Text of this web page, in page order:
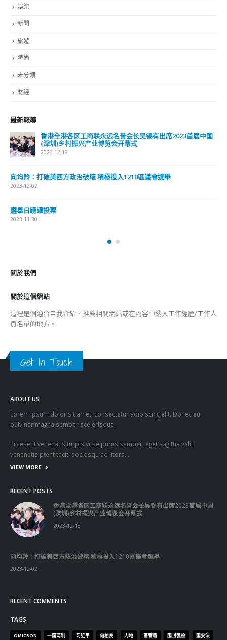
娛樂
新聞
旅遊
時尚
未分類
財經
最新報導
香港全港各区工商联永远名誉会长吴锡有出席2023首届中国
(深圳)乡村振兴产业博览会开幕式
2023-12-18
向均羚：打破美西方政治破壞 積極投入1210區議會選舉
2023-12-02
選舉日踴躍投票
2023-11-30
關於我們
關於這個網站
這裡是個適合自我介紹、推薦相關網站或在內容中納入工作經歷/工作人
員名單的地方。
Get In Touch
ABOUT US
Lorem ipsum dolor sit amet, consectetur adipiscing elit. Donec eu
pulvinar magna semper scelerisque.
Praesent venenatis turpis vitae purus semper, eget sagittis velit
venenatis ptent taciti sociosqu ad litora…
VIEW MORE
RECENT POSTS
香港全港各区工商联永远名誉会长吴锡有出席2023首届中国
(深圳)乡村振兴产业博览会开幕式
2023-12-18
向均羚：打破美西方政治破壞 積極投入1210區議會選舉
2023-12-02
RECENT COMMENTS
TAGS
OMICRON 一国两制 习近平 何柏良 内地 医管局 围封强检 国安法